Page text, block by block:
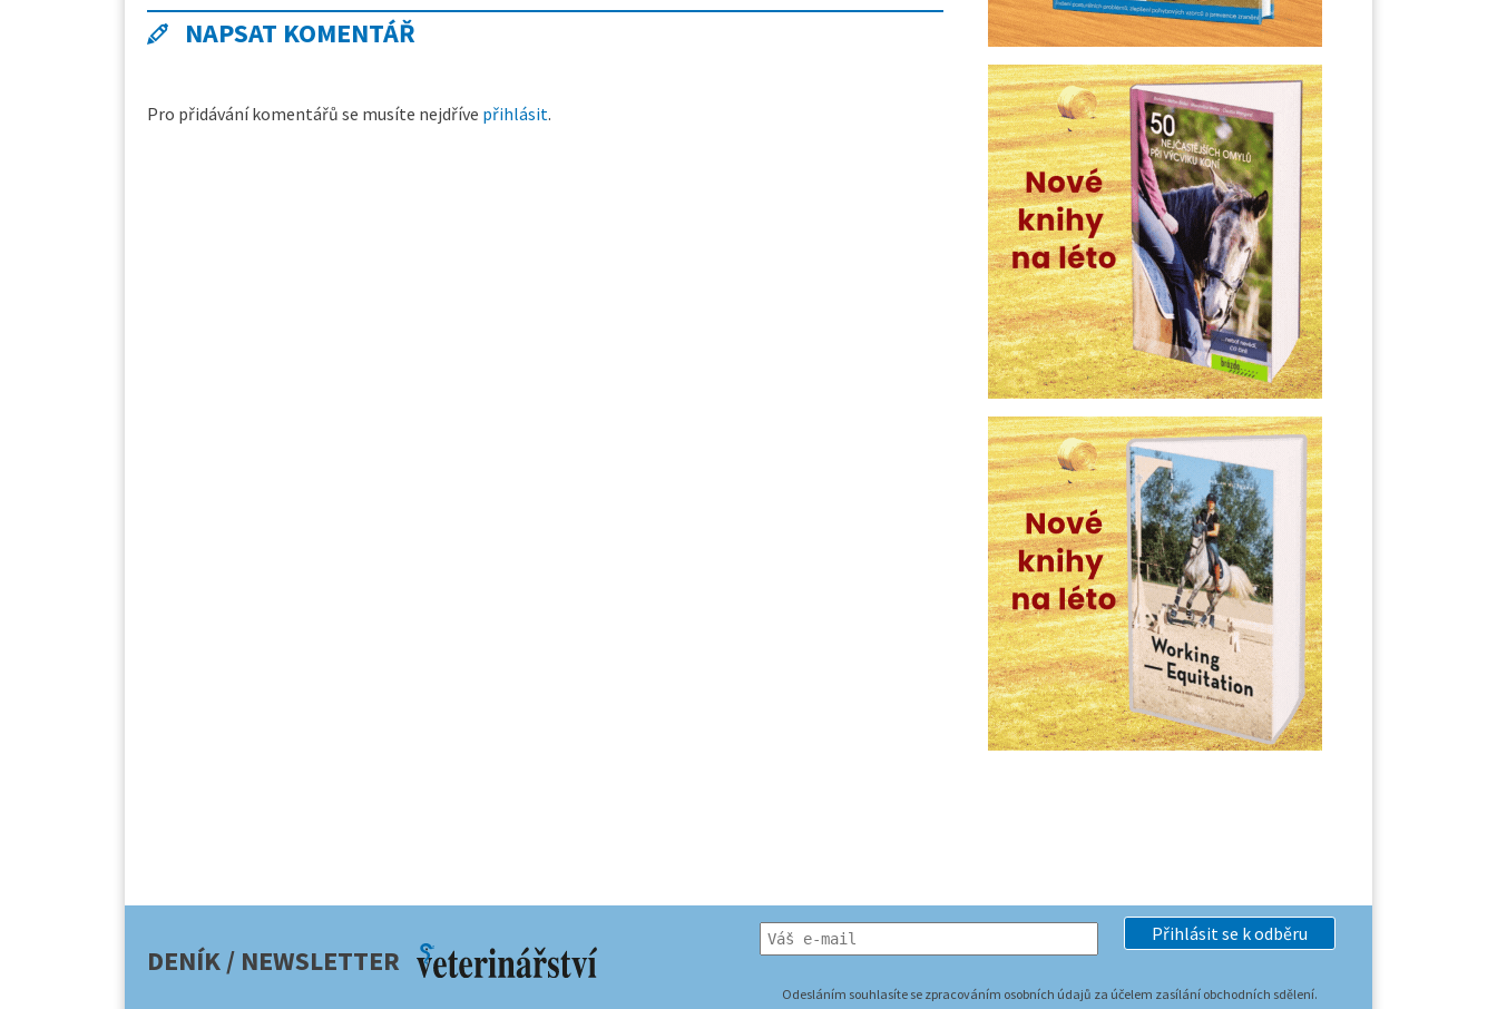
NAPSAT KOMENTÁŘ
Pro přidávání komentářů se musíte nejdříve přihlásit.
DENÍK / NEWSLETTER
Přihlásit se k odběru
Odesláním souhlasíte se zpracováním osobních údajů za účelem zasílání obchodních sdělení.